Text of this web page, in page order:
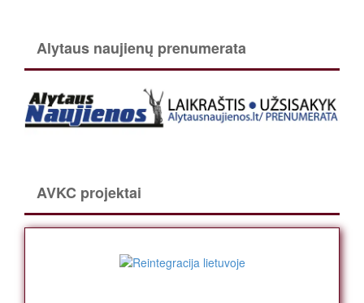
Alytaus naujienų prenumerata
AVKC projektai